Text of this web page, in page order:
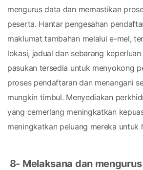
mengurus data dan memastikan
peserta. Hantar pengesahan
maklumat tambahan melalui e-mel,
lokasi, jadual dan sebarang
pasukan tersedia untuk menyokong
proses pendaftaran dan menangani
mungkin timbul. Menyediakan
yang cemerlang meningkatkan
meningkatkan peluang mereka untuk
8- Melaksana dan